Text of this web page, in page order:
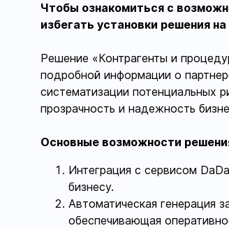
Чтобы ознакомиться с
избегать установки решения
Решение «Контрагенты и
подробной информации о
систематизации потенциальных
прозрачность и надежность
Основные возможности
Интеграция с сервисом
бизнесу.
Автоматическая генерация
обеспечивающая